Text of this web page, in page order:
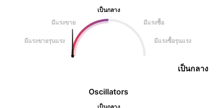
Oscillators
เป็นกลาง
มีแรงขาย
มีแรงซื้อ
มีแรงขายรุนแรง มีแรงซื้อรุนแรง
เป็นกลาง